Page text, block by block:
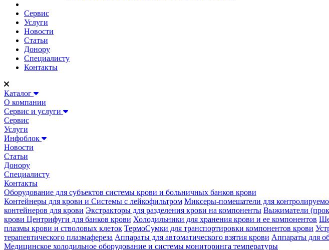
Сервис
Услуги
Новости
Статьи
Донору
Специалисту
Контакты
Каталог
О компании
Сервис и услуги
Сервис
Услуги
Инфоблок
Новости
Статьи
Донору
Специалисту
Контакты
Оборудование для субъектов системы крови и больничных банков крови
Контейнеры для крови и Системы с лейкофильтром Миксеры-помешатели для
контейнеров для крови Экстракторы для разделения крови на компоненты Выжиматели
крови Центрифуги для банков крови Холодильники для хранения крови и ее компонентов
плазмы крови и стволовых клеток ТермоСумки для транспортировки компонентов крови
терапевтического плазмафереза Аппараты для автоматического взятия крови Аппараты для
Медицинское холодильное оборудование и системы мониторинга температуры